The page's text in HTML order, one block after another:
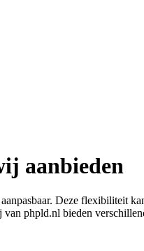
aanbieden
Deze flexibiliteit
phpld.nl bieden